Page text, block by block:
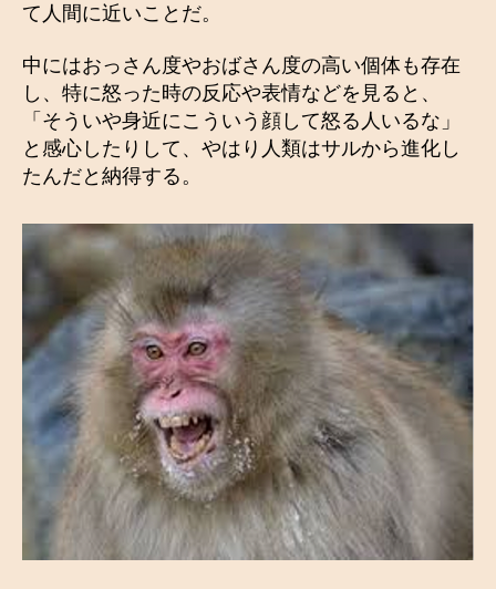
て人間に近いことだ。
中にはおっさん度やおばさん度の高い個体も存在
し、特に怒った時の反応や表情などを見ると、
「そういや身近にこういう顔して怒る人いるな」
と感心したりして、やはり人類はサルから進化し
たんだと納得する。